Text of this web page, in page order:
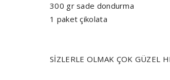
300 gr sade dondurma
1 paket çikolata
SİZLERLE OLMAK ÇOK GÜZEL